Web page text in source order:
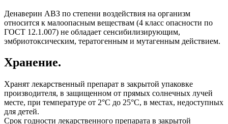
Денаверин АВЗ по степени воздействия на организм
относится к малоопасным веществам (4 класс опасности по
ГОСТ 12.1.007) не обладает сенсибилизирующим,
эмбриотоксическим, тератогенным и мутагенным действием.
Хранение.
Хранят лекарственный препарат в закрытой упаковке
производителя, в защищенном от прямых солнечных лучей
месте, при температуре от 2°С до 25°С, в местах, недоступных
для детей.
Срок годности лекарственного препарата в закрытой